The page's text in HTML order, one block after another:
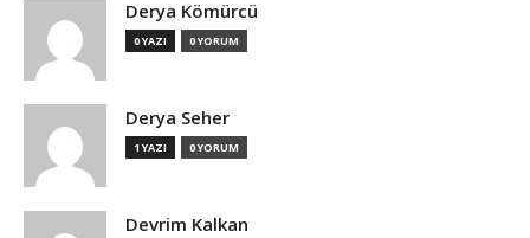
Derya Kömürcü
0 YAZI 0 YORUM
Derya Seher
1 YAZI 0 YORUM
Devrim Kalkan